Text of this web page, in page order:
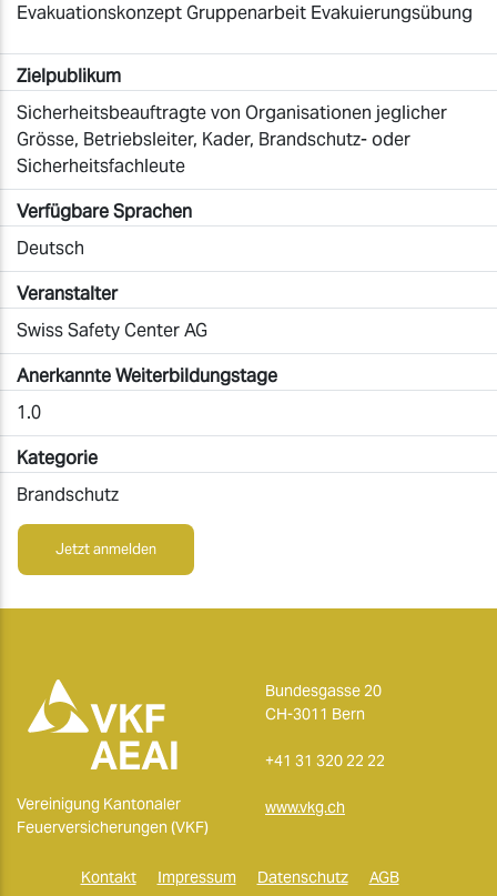
Evakuationskonzept Gruppenarbeit Evakuierungsübung
Zielpublikum
Sicherheitsbeauftragte von Organisationen jeglicher
Grösse, Betriebsleiter, Kader, Brandschutz- oder
Sicherheitsfachleute
Verfügbare Sprachen
Deutsch
Veranstalter
Swiss Safety Center AG
Anerkannte Weiterbildungstage
1.0
Kategorie
Brandschutz
Jetzt anmelden
Vereinigung Kantonaler
Feuerversicherungen (VKF)
Bundesgasse 20
CH-3011 Bern
+41 31 320 22 22
www.vkg.ch
Kontakt Impressum Datenschutz AGB